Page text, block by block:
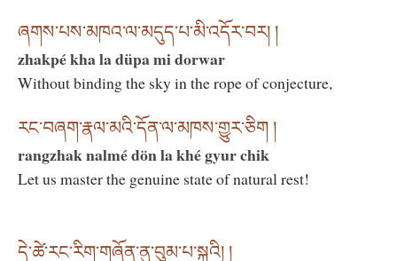
ཞགས་པས་མཁའ་ལ་མདུད་པ་མི་འདོར་བར། །
zhakpé kha la düpa mi dorwar
Without binding the sky in the rope of conjecture,
རང་བཞག་རྣལ་མའི་དོན་ལ་མཁས་གྱུར་ཅིག །
rangzhak nalmé dön la khé gyur chik
Let us master the genuine state of natural rest!
དེ་ཚེ་རང་རིག་གཞོན་ནུ་བུམ་པ་སྐུའི། །